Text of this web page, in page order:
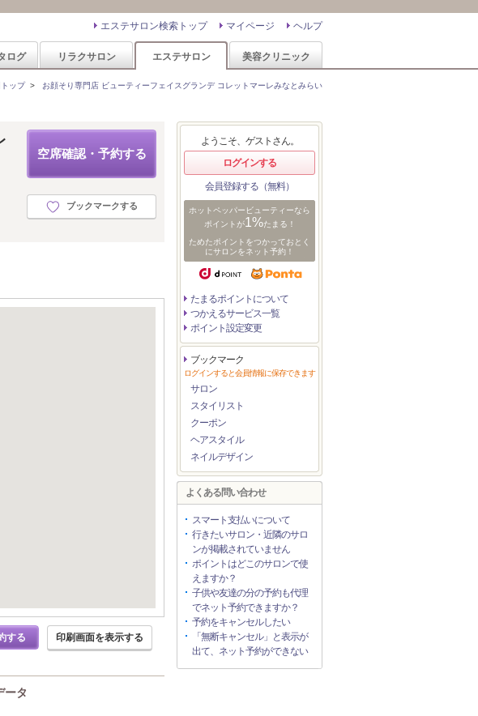
ヘルプ
マイページ
エステサロン検索トップ
ログ リラクサロン エステサロン 美容クリニック
ップ> お顔そり専門店 ビューティーフェイスグランデ コレットマーレみなとみらい
空席確認・予約する
ブックマークする
する 印刷画面を表示する
ータ
ようこそ、ゲストさん。
ログインする
会員登録する（無料）
ホットペッパービューティーなら
ポイントが1%たまる！
ためたポイントをつかっておとく
にサロンをネット予約！
たまるポイントについて
つかえるサービス一覧
ポイント設定変更
ブックマーク
ログインすると会員情報に保存できます
サロン
スタイリスト
クーポン
ヘアスタイル
ネイルデザイン
よくある問い合わせ
スマート支払いについて
行きたいサロン・近隣のサロ
ンが掲載されていません
ポイントはどこのサロンで使
えますか？
子供や友達の分の予約も代理
でネット予約できますか？
予約をキャンセルしたい
「無断キャンセル」と表示が
出て、ネット予約ができない